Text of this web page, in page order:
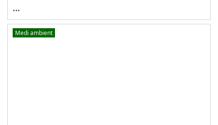
...
Medi ambient